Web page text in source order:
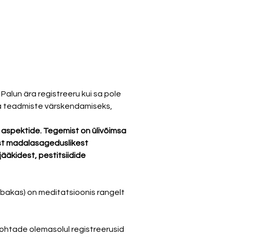
ära registreeru kui sa pole
teadmiste värskendamiseks,
Tegemist on ülivõimsa
madalasageduslikest
pestitsiidide
on meditatsioonis rangelt
olemasolul registreerusid